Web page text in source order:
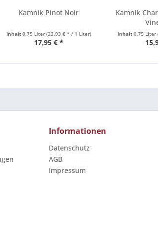
Kamnik Pinot Noir
Inhalt 0.75 Liter (23,93 € * / 1 Liter)
17,95 € *
Kamnik
Inhalt 0.75 Liter
Informationen
Datenschutz
AGB
Impressum